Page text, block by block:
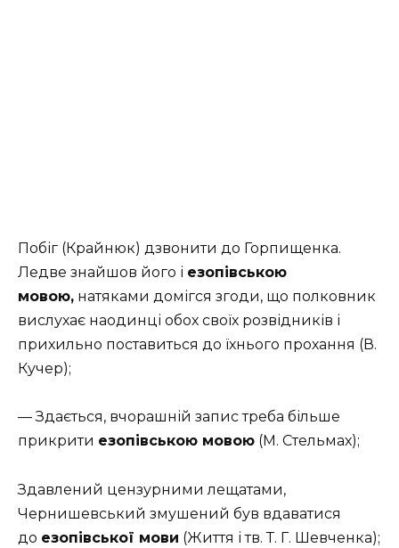
Побіг (Крайнюк) дзвонити до Горпищенка.
Ледве знайшов його і езопівською
мовою, натяками домігся згоди, що полковник
вислухає наодинці обох своїх розвідників і
прихильно поставиться до їхнього прохання (В.
Кучер);
— Здається, вчорашній запис треба більше
прикрити езопівською мовою (М. Стельмах);
Здавлений цензурними лещатами,
Чернишевський змушений був вдаватися
до езопівської мови (Життя і тв. Т. Г. Шевченка);